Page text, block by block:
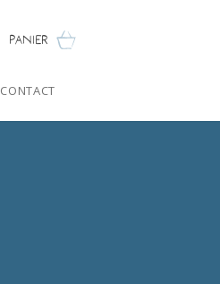
Panier
CONTACT